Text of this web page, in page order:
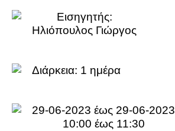
Εισηγητής:
Ηλιόπουλος Γιώργος
Διάρκεια: 1 ημέρα
29-06-2023 έως 29-06-2023
10:00 έως 11:30